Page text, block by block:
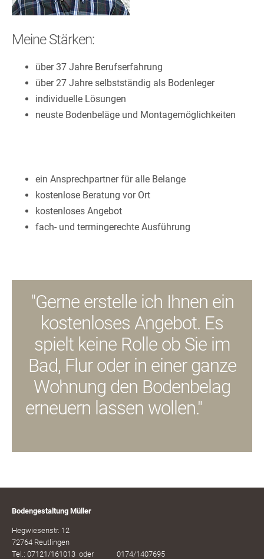
Meine Stärken:
über 37 Jahre Berufserfahrung
über 27 Jahre selbstständig als Bodenleger
individuelle Lösungen
neuste Bodenbeläge und Montagemöglichkeiten
ein Ansprechpartner für alle Belange
kostenlose Beratung vor Ort
kostenloses Angebot
fach- und termingerechte Ausführung
"Gerne erstelle ich Ihnen ein
kostenloses Angebot. Es
spielt keine Rolle ob Sie im
Bad, Flur oder in einer ganze
Wohnung den Bodenbelag
erneuern lassen wollen."
Bodengestaltung Müller
Hegwiesenstr. 12
72764 Reutlingen
Tel.: 07121/161013 oder 0174/1407695